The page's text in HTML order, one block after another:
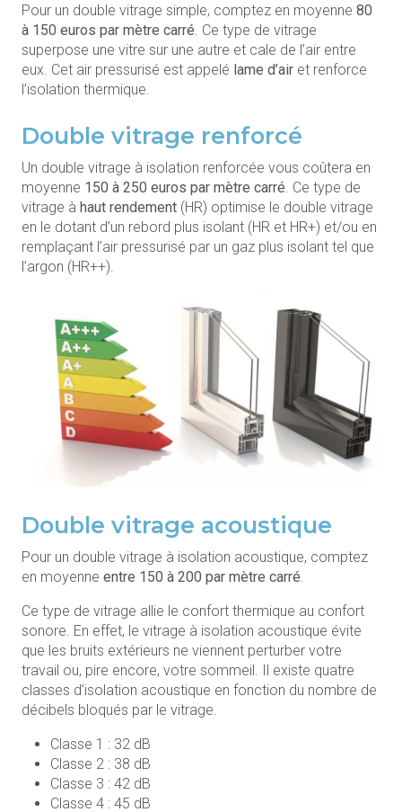
Pour un double vitrage simple, comptez en moyenne 80
à 150 euros par mètre carré . Ce type de vitrage
superpose une vitre sur une autre et cale de l’air entre
eux. Cet air pressurisé est appelé lame d’air et renforce
l’isolation thermique.
Double vitrage renforcé
Un double vitrage à isolation renforcée vous coûtera en
moyenne 150 à 250 euros par mètre carré . Ce type de
vitrage à haut rendement (HR) optimise le double vitrage
en le dotant d’un rebord plus isolant (HR et HR+) et/ou en
remplaçant l’air pressurisé par un gaz plus isolant tel que
l’argon (HR++).
Double vitrage acoustique
Pour un double vitrage à isolation acoustique, comptez
en moyenne entre 150 à 200 par mètre carré
Ce type de vitrage allie le confort thermique au confort
sonore. En effet, le vitrage à isolation acoustique évite
que les bruits extérieurs ne viennent perturber votre
travail ou, pire encore, votre sommeil. Il existe quatre
classes d’isolation acoustique en fonction du nombre de
décibels bloqués par le vitrage.
Classe 1 : 32 dB
Classe 2 : 38 dB
Classe 3 : 42 dB
Classe 4 : 45 dB